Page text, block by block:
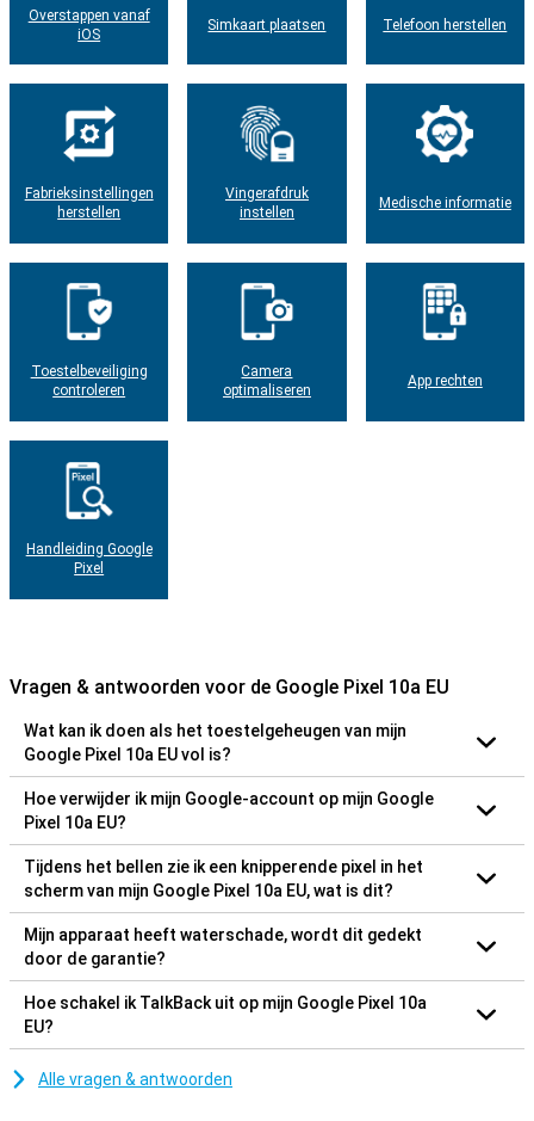
Overstappen vanaf
iOS
Simkaart plaatsen Telefoon herstellen
Fabrieksinstellingen
herstellen
Vingerafdruk
instellen
Medische informatie
Toestelbeveiliging
controleren
Camera
optimaliseren
App rechten
Handleiding Google
Pixel
Vragen & antwoorden voor de Google Pixel 10a EU
Wat kan ik doen als het toestelgeheugen van mijn
Google Pixel 10a EU vol is?
Hoe verwijder ik mijn Google-account op mijn Google
Pixel 10a EU?
Tijdens het bellen zie ik een knipperende pixel in het
scherm van mijn Google Pixel 10a EU, wat is dit?
Mijn apparaat heeft waterschade, wordt dit gedekt
door de garantie?
Hoe schakel ik TalkBack uit op mijn Google Pixel 10a
EU?
Alle vragen & antwoorden